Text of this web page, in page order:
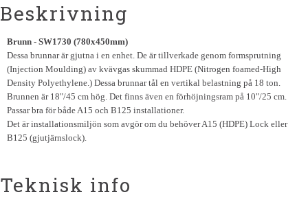
Beskrivning
Brunn - SW1730 (780x450mm)
Dessa brunnar är gjutna i en enhet. De är tillverkade genom formsprutning
(Injection Moulding) av kvävgas skummad HDPE (Nitrogen foamed-High
Density Polyethylene.) Dessa brunnar tål en vertikal belastning på 18 ton.
Brunnen är 18"/45 cm hög. Det finns även en förhöjningsram på 10"/25 cm.
Passar bra för både A15 och B125 installationer.
Det är installationsmiljön som avgör om du behöver A15 (HDPE) Lock eller
B125 (gjutjärnslock).
Teknisk info